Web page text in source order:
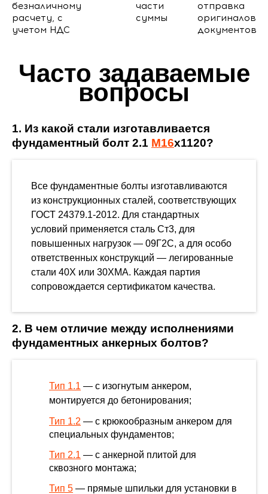
безналичному
расчету, с
учетом НДС
части
суммы
отправка
оригиналов
документов
Часто задаваемые
вопросы
1. Из какой стали изготавливается
фундаментный болт 2.1 М16х1120?
Все фундаментные болты изготавливаются
из конструкционных сталей, соответствующих
ГОСТ 24379.1-2012. Для стандартных
условий применяется сталь Ст3, для
повышенных нагрузок — 09Г2С, а для особо
ответственных конструкций — легированные
стали 40Х или 30ХМА. Каждая партия
сопровождается сертификатом качества.
2. В чем отличие между исполнениями
фундаментных анкерных болтов?
Тип 1.1 — с изогнутым анкером,
монтируется до бетонирования;
Тип 1.2 — с крюкообразным анкером для
специальных фундаментов;
Тип 2.1 — с анкерной плитой для
сквозного монтажа;
Тип 5 — прямые шпильки для установки в